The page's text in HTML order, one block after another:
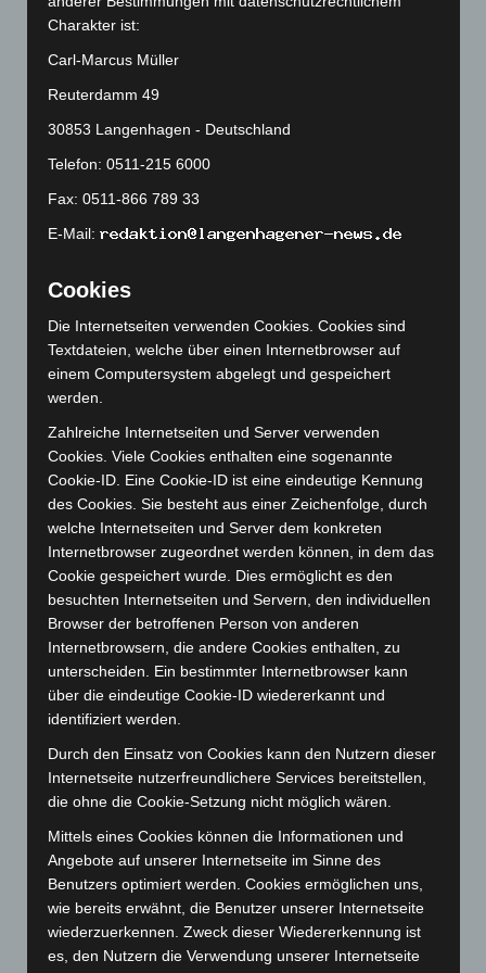
Juni 2025 (103)
April 2025(88)
März 2025(111)
Februar 2025(96)
Januar 2025(88)
Dezember 2024 (89)
November 2024(94)
September 2024
August 2024(107)
Juli 2024(89)
Juni 2024
Mai 2024(149)
April 2024 (102)
März 2024 (103)
Februar 2024(103)
Januar 2024(111)
Dezember 2023(130)
November 2023(130)
Oktober 2023(114)
September 2023(133)
August 2023 (134)
Juli 2023(118)
Juni 2023(142)
April 2023(155)
März 2023(174)
Februar 2023(154)
Januar 2023(140)
Charakter ist:
Carl-Marcus Müller
Reuterdamm 49
30853 Langenhagen - Deutschland
Telefon: 0511-215 6000
Fax: 0511-866 789 33
E-Mail:
Cookies
Die Internetseiten verwenden Cookies. Cookies sind
Textdateien, welche über einen Internetbrowser auf
einem Computersystem abgelegt und gespeichert
werden.
Zahlreiche Internetseiten und Server verwenden
Cookies. Viele Cookies enthalten eine sogenannte
Cookie-ID. Eine Cookie-ID ist eine eindeutige Kennung
des Cookies. Sie besteht aus einer Zeichenfolge, durch
welche Internetseiten und Server dem konkreten
Internetbrowser zugeordnet werden können, in dem das
Cookie gespeichert wurde. Dies ermöglicht es den
besuchten Internetseiten und Servern, den individuellen
Browser der betroffenen Person von anderen
Internetbrowsern, die andere Cookies enthalten, zu
unterscheiden. Ein bestimmter Internetbrowser kann
über die eindeutige Cookie-ID wiedererkannt und
identifiziert werden.
Durch den Einsatz von Cookies kann den Nutzern dieser
Internetseite nutzerfreundlichere Services bereitstellen,
die ohne die Cookie-Setzung nicht möglich wären.
Mittels eines Cookies können die Informationen und
Angebote auf unserer Internetseite im Sinne des
Benutzers optimiert werden. Cookies ermöglichen uns,
wie bereits erwähnt, die Benutzer unserer Internetseite
wiederzuerkennen. Zweck dieser Wiedererkennung ist
es, den Nutzern die Verwendung unserer Internetseite